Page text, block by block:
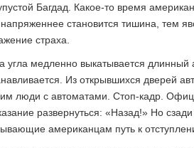
Багдад. Какое-то время
становится тишина, тем
страха.
угла медленно выкатывается
Из открывшихся дверей
люди с автоматами. Стоп-кадр.
развернуться: «Назад!» Но
американцам путь к